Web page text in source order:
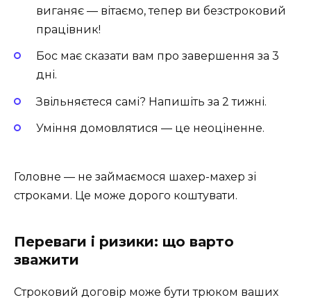
виганяє — вітаємо, тепер ви безстроковий
працівник!
Бос має сказати вам про завершення за 3
дні.
Звільняєтеся самі? Напишіть за 2 тижні.
Уміння домовлятися — це неоціненне.
Головне — не займаємося шахер-махер зі
строками. Це може дорого коштувати.
Переваги і ризики: що варто
зважити
Строковий договір може бути трюком ваших